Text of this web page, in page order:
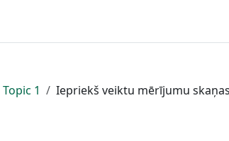
Topic 1 Iepriekš veiktu mērījumu